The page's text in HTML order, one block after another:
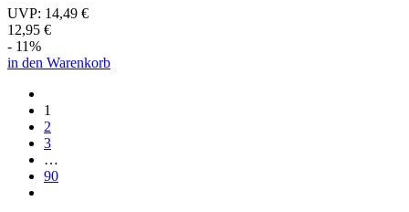
UVP: 14,49 €
12,95 €
- 11%
in den Warenkorb
1
2
3
…
90